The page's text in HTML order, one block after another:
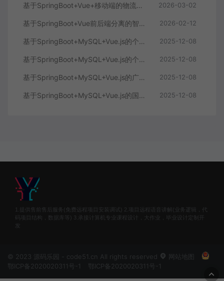
基于SpringBoot+Vue+移动端的物流快递系统 2026-03-02
基于SpringBoot+Vue前后端分离的智能知识库问答系统 2026-02-12
基于SpringBoot+MySQL+Vue.js的个人健康管理系统(附论文) 2025-12-08
基于SpringBoot+MySQL+Vue.js的个性化推荐电商系统(附论文) 2025-12-08
基于SpringBoot+MySQL+Vue.js的广西文化传承小程序(附论文) 2025-12-08
基于SpringBoot+MySQL+Vue.js的国风彩妆系统(附论文) 2025-12-08
1.提供售前售后服务(免费远程项目安装调试) 2.项目远程语音讲解(业务逻辑，代
码项目结构，数据库等) 3.承接计算机专业课程设计，大作业，毕业设计定制开
发
© 2023 源码乐园 - code51.cn All rights reserved
网站地图
鄂ICP备2020020311号-1
鄂ICP备2020020311号-1